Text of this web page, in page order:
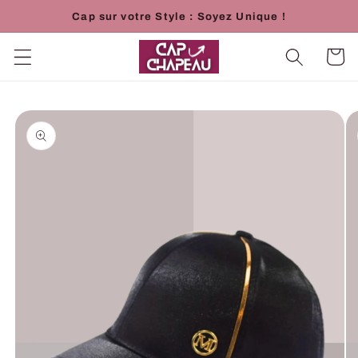
passer
contenu
Cap sur votre Style : Soyez Unique !
Panier
Passer aux
informations
produits